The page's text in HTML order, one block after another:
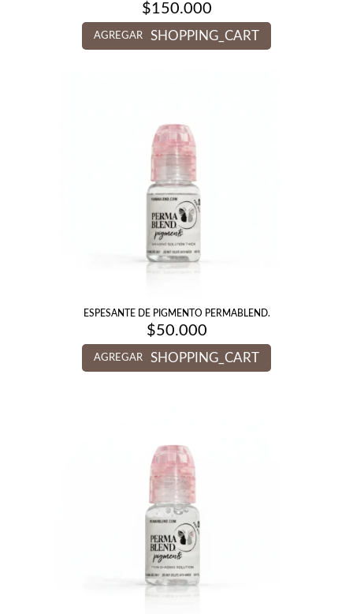
$150.000
AGREGAR SHOPPING_CART
ESPESANTE DE PIGMENTO PERMABLEND.
$50.000
AGREGAR SHOPPING_CART